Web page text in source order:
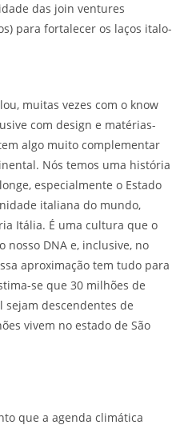
das join ventures
para fortalecer os laços italo-
muitas vezes com o know
com design e matérias-
algo muito complementar
Nós temos uma história
especialmente o Estado
italiana do mundo,
Itália. É uma cultura que o
nosso DNA e, inclusive, no
aproximação tem tudo para
se que 30 milhões de
sejam descendentes de
vivem no estado de São
que a agenda climática